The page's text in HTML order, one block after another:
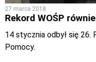
27 marca 2018
Rekord WOŚP
14 stycznia odbył się 26.
Pomocy.